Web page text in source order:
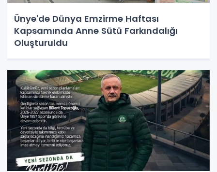
Ünye'de Dünya Emzirme Haftası
Kapsamında Anne Sütü Farkındalığı
Oluşturuldu